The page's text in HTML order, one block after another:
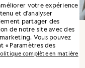
comporte
votre expérience
et d'analyser
partager des
de notre site avec des
Vous pouvez
« Paramètres des
complète en matière